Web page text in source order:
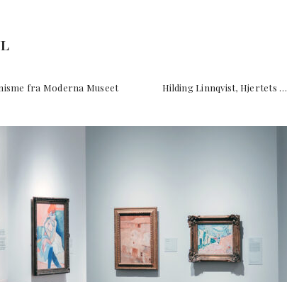
fra Moderna Museet Hilding Linnqvist, Hjertets …